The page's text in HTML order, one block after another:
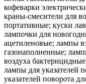
кофеварки
краны-смесители для
портативные; куски
лампочки для
ацетиленовые; лампы
газонаполненные;
воздуха
лампы для указателей
указателей поворота